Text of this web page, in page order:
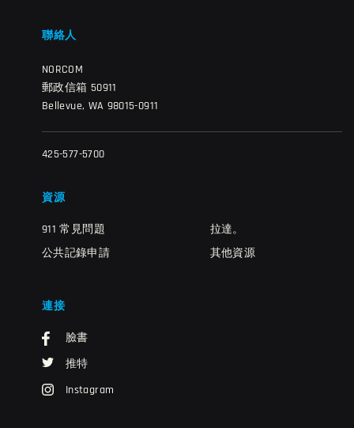
聯絡人
NORCOM
郵政信箱 50911
Bellevue, WA 98015-0911
425-577-5700
資源
911 常見問題
公共記錄申請
拉達。
其他資源
連接
臉書
推特
Instagram